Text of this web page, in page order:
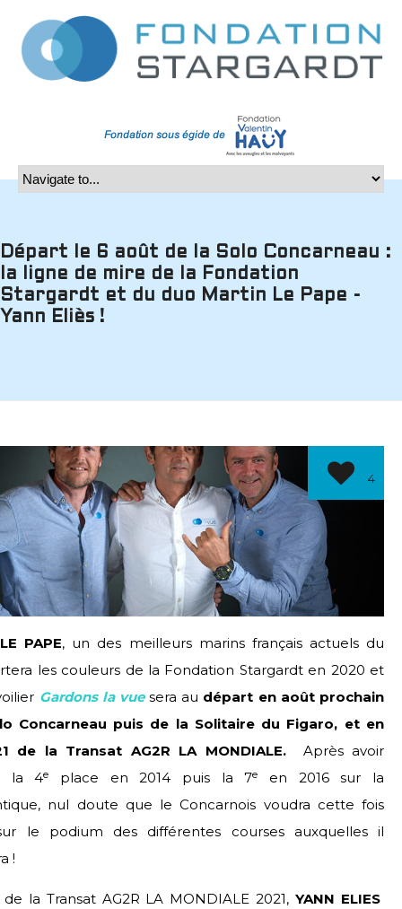
Départ le 6 août de la Solo Concarneau :
la ligne de mire de la Fondation
Stargardt et du duo Martin Le Pape -
Yann Eliès !
4
PAPE, un des meilleurs marins français actuels du
les couleurs de la Fondation Stargardt en 2020 et
Gardons la vuesera au départ en août prochain
Concarneau puis de la Solitaire du Figaro, et en
de la Transat AG2R LA MONDIALE.Après avoir
la 4e place en 2014 puis la 7e
en 2016 sur la
nul doute que le Concarnois voudra cette fois
le podium des différentes courses auxquelles il
!
la Transat AG2R LA MONDIALE 2021,YANN ELIES